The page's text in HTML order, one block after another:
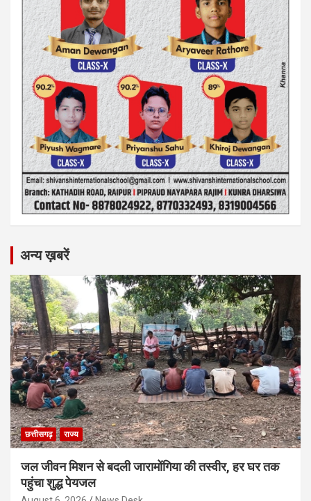
अन्य ख़बरें
छत्तीसगढ़ राज्य
जल जीवन मिशन से बदली जारामोंगिया की तस्वीर, हर घर तक
पहुंचा शुद्ध पेयजल